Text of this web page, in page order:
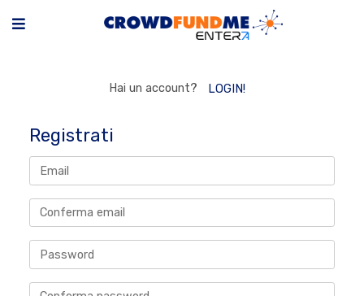
Hai un account? LOGIN!
Registrati